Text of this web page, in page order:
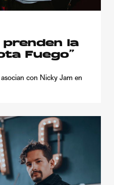
DE UMO agency. TODOS LOS
prenden la
Fuego”
con Nicky Jam en